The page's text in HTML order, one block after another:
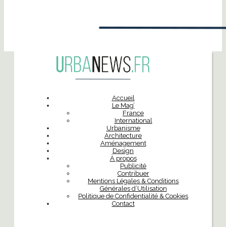
Accueil
Le Mag’
France
International
Urbanisme
Architecture
Aménagement
Design
À propos
Publicité
Contribuer
Mentions Légales & Conditions
Générales d’Utilisation
Politique de Confidentialité & Cookies
Contact